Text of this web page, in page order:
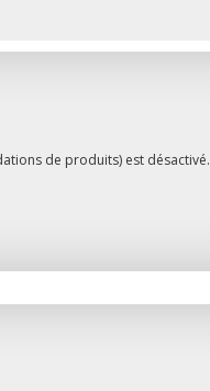
de produits) est désactivé.